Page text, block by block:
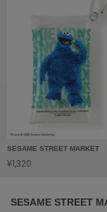
GELATO PIQUE
ジェラート ピケ キャッ
gelato pique Sleep
ジェラート ピケ スリープ
GRAMICCI
グラミチ
Henon.
へノン
ハンター
SESAME STREET MARKET
¥1,320
SESAME STREET